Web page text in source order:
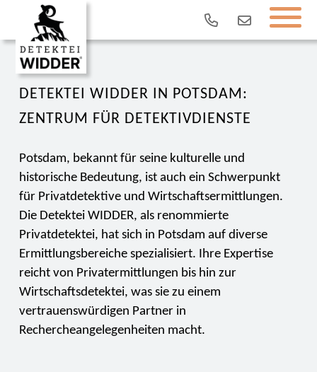
DETEKTEI WIDDER IN POTSDAM:
ZENTRUM FÜR DETEKTIVDIENSTE
Potsdam, bekannt für seine kulturelle und
historische Bedeutung, ist auch ein Schwerpunkt
für Privatdetektive und Wirtschaftsermittlungen.
Die Detektei WIDDER, als renommierte
Privatdetektei, hat sich in Potsdam auf diverse
Ermittlungsbereiche spezialisiert. Ihre Expertise
reicht von Privatermittlungen bis hin zur
Wirtschaftsdetektei, was sie zu einem
vertrauenswürdigen Partner in
Rechercheangelegenheiten macht.